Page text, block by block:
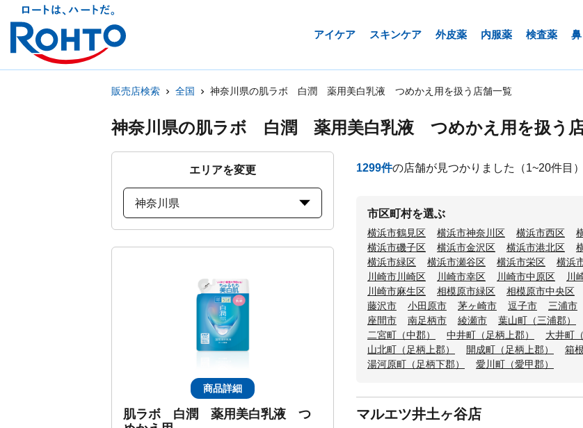
アイケア スキンケア 外皮薬 内服薬 検査薬
販売店検索 全国 神奈川県の肌ラボ 白潤 薬用美白乳液 つめかえ用を扱う店舗一覧
神奈川県の肌ラボ 白潤 薬用美白乳液 つめかえ用を扱う
エリアを変更
神奈川県
商品詳細
肌ラボ 白潤 薬用美白乳液 つ
1299件の店舗が見つかりました （1~20件目）
市区町村を選ぶ
横浜市鶴見区 横浜市神奈川区 横浜市西区
横浜市磯子区
横浜市金沢区 横浜市港北区
横浜市緑区
横浜市瀬谷区 横浜市栄区 横浜
川崎市川崎区
川崎市幸区 川崎市中原区 川
川崎市麻生区
相模原市緑区 相模原市中央区
藤沢市
小田原市 茅ヶ崎市 逗子市 三浦市
座間市
南足柄市 綾瀬市 葉山町（三浦郡）
二宮町（中郡）
中井町（足柄上郡） 大井町
山北町（足柄上郡）
開成町（足柄上郡） 箱
湯河原町（足柄下郡）
愛川町（愛甲郡）
マルエツ井土ヶ谷店